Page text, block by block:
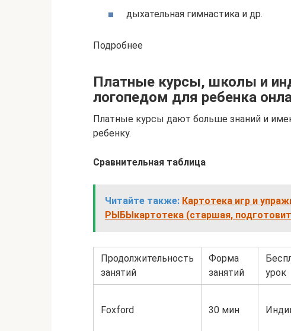
дыхательная гимнастика и др.
Подробнее
Платные курсы, школы и
логопедом для ребенка
Платные курсы дают больше знаний и
ребенку.
Сравнительная таблица
Читайте также: Картотека игр и
РЫБЫкартотека (старшая,
Продолжительность
занятий
Форма
занятий
урок
Foxford 30 мин